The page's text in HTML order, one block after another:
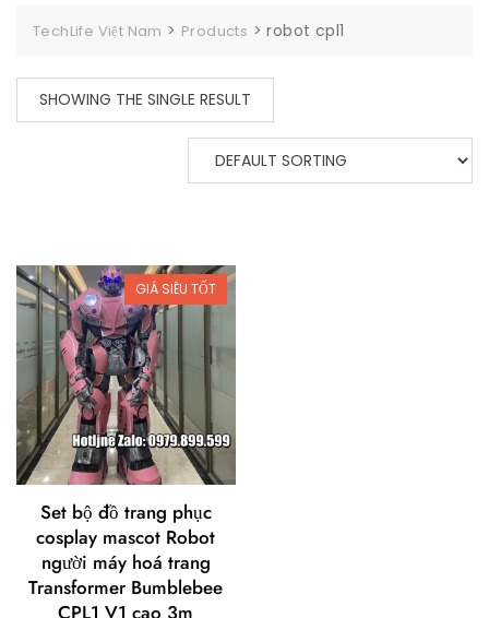
TechLife Việt Nam > Products >robot cpl1
SHOWING THE SINGLE RESULT
GIÁ SIÊU TỐT
Set bộ đồ trang phục
cosplay mascot Robot
người máy hoá trang
Transformer Bumblebee
CPL1 V1 cao 3m